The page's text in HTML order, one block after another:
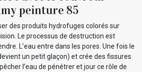
peinture 85
des produits hydrofuges colorés sur
Le processus de destruction est
L’eau entre dans les pores. Une fois le
un petit glaçon) et crée des fissures
l’eau de pénétrer et jour ce rôle de